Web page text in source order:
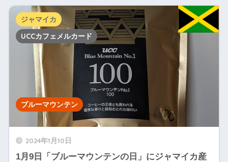
2024年1月10日
1月9日「ブルーマウンテンの日」にジャマイカ産
ジャマイカ
ブルーマウンテン
UCCカフェメルカード